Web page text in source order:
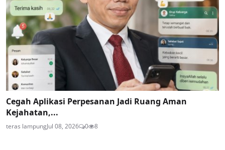
Cegah Aplikasi Perpesanan Jadi Ruang Aman
Kejahatan,...
teras lampungJul 08, 2026 0 8